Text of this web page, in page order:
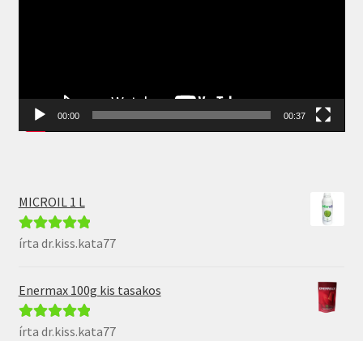
00:00 00:37
MICROIL 1 L
Értékelés:5 /
írta dr.kiss.kata77
Enermax 100g kis tasakos
Értékelés:5 /
írta dr.kiss.kata77